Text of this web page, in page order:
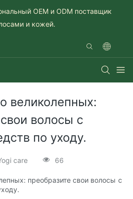
OEM и ODM поставщик
и кожей.
великолепных:
волосы с
по уходу.
care 66
преобразите свои волосы с